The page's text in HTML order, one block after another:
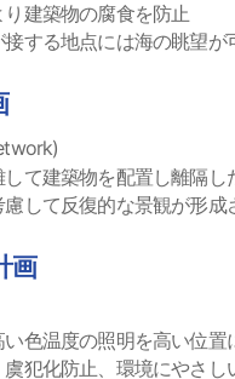
建築物の腐食を防止
する地点には海の眺望
て建築物を配置し離隔
して反復的な景観が形
画
色温度の照明を高い位置
犯化防止、環境にやさ